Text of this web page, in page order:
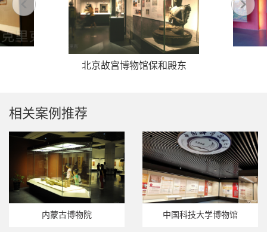
北京故宫博物馆保和殿东
相关案例推荐
内蒙古博物院 中国科技大学博物馆